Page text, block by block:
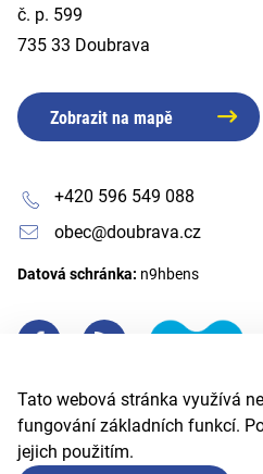
Tato webová stránka využívá
fungování základních funkcí.
jejich použitím.
č. p. 599
735 33 Doubrava
Zobrazit na mapě
+420 596 549 088
obec@doubrava.cz
Datová schránka: n9hbens